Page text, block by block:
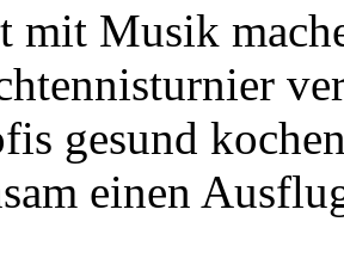
mit Musik
gesund
einen